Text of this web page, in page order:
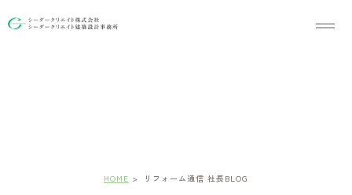
HOME リフォーム通信 社長BLOG